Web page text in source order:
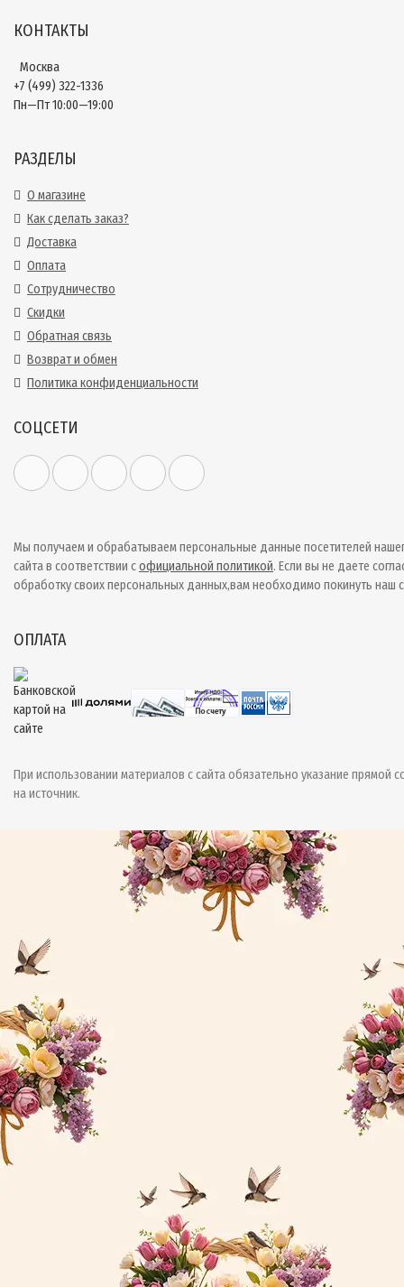
КОНТАКТЫ
Москва
+7 (499) 322-1336
Пн—Пт 10:00—19:00
РАЗДЕЛЫ
О магазине
Как сделать заказ?
Доставка
Оплата
Сотрудничество
Скидки
Обратная связь
Возврат и обмен
Политика конфиденциальности
СОЦСЕТИ
Мы получаем и обрабатываем персональные данные посетителей
сайта в соответствии софициальной политикой. Если вы не даете
обработку своих персональных данных,вам необходимо покинуть наш
ОПЛАТА
При использовании материалов с сайта обязательно указание прямой
на источник.